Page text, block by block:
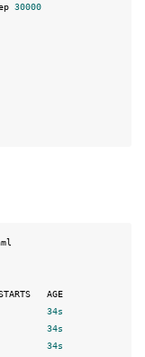
30000
AGE
34s
34s
34s